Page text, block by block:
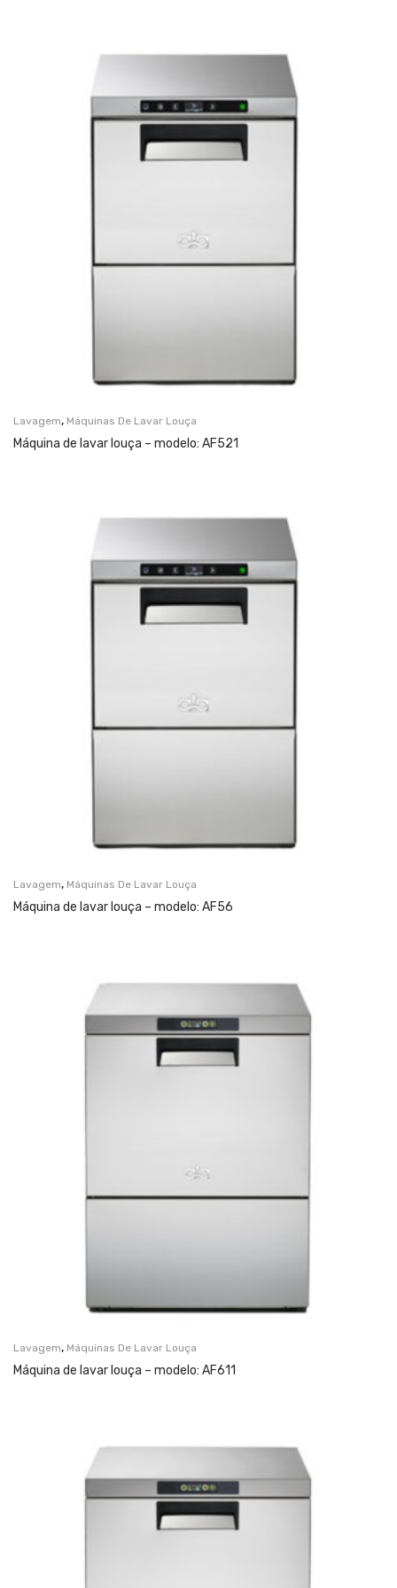
Lavagem, Máquinas De Lavar Louça
Máquina de lavar louça – modelo: AF521
Lavagem, Máquinas De Lavar Louça
Máquina de lavar louça – modelo: AF56
Lavagem, Máquinas De Lavar Louça
Máquina de lavar louça – modelo: AF611